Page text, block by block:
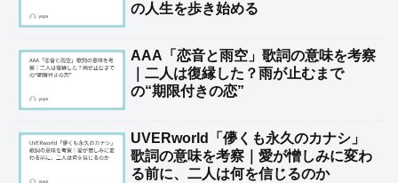
の人生を歩き始める
AAA「恋音と雨空」歌詞の意味を考察
｜二人は復縁した？雨が止むまで
の“期限付きの恋”
UVERworld「儚くも永久のカナシ」
歌詞の意味を考察｜愛が憎しみに変わ
る前に、二人は何を信じるのか